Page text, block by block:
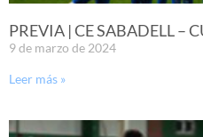
PREVIA | CE SABADELL –
9 de marzo de 2024
Leer más »